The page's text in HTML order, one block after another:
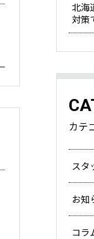
北海
対策
カテ
スタ
お知
コラ